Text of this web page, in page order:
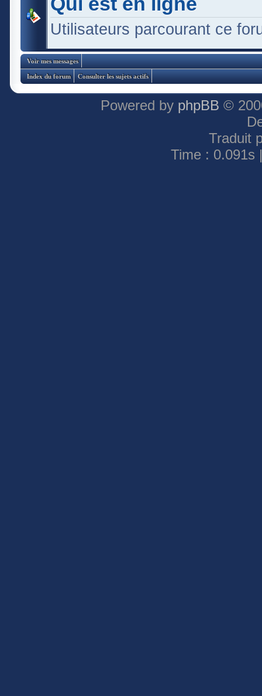
Utilisateurs parcourant ce
Voir mes messages
Index du forum Consulter les sujets actifs
Powered by phpBB ©
Traduit
Time : 0.091s